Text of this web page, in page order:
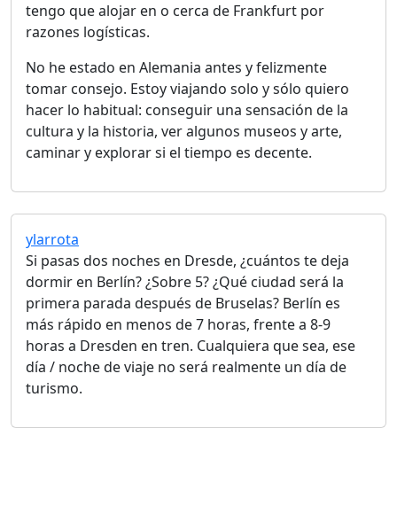
tengo que alojar en o cerca de Frankfurt por
razones logísticas.
No he estado en Alemania antes y felizmente
tomar consejo. Estoy viajando solo y sólo quiero
hacer lo habitual: conseguir una sensación de la
cultura y la historia, ver algunos museos y arte,
caminar y explorar si el tiempo es decente.
ylarrota
Si pasas dos noches en Dresde, ¿cuántos te deja
dormir en Berlín? ¿Sobre 5? ¿Qué ciudad será la
primera parada después de Bruselas? Berlín es
más rápido en menos de 7 horas, frente a 8-9
horas a Dresden en tren. Cualquiera que sea, ese
día / noche de viaje no será realmente un día de
turismo.